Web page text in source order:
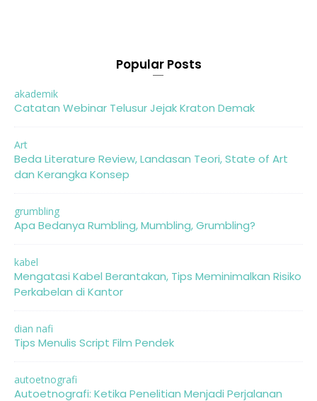
Popular Posts
akademik
Catatan Webinar Telusur Jejak Kraton Demak
Art
Beda Literature Review, Landasan Teori, State of Art
dan Kerangka Konsep
grumbling
Apa Bedanya Rumbling, Mumbling, Grumbling?
kabel
Mengatasi Kabel Berantakan, Tips Meminimalkan Risiko
Perkabelan di Kantor
dian nafi
Tips Menulis Script Film Pendek
autoetnografi
Autoetnografi: Ketika Penelitian Menjadi Perjalanan